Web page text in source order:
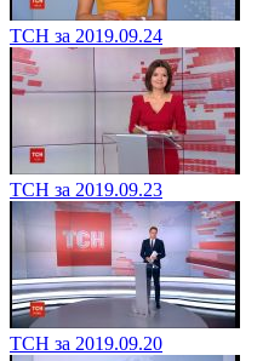
ТСН за 2019.09.24
ТСН за 2019.09.23
ТСН за 2019.09.20